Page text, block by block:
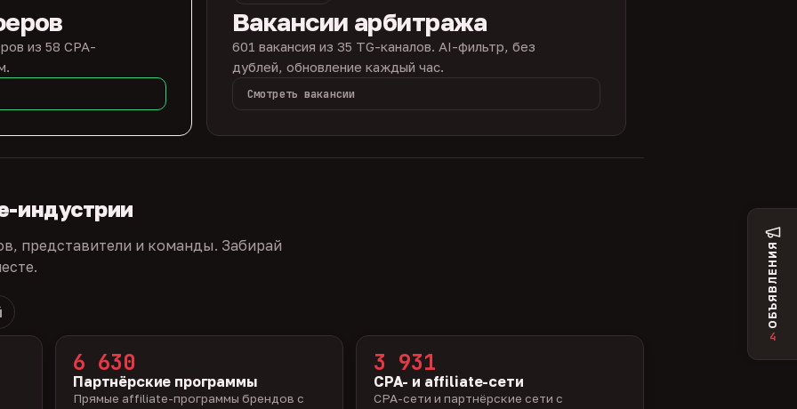
из 58 CPA-
Вакансии арбитража
601 вакансия из 35 TG-каналов. AI-фильтр, без
дублей, обновление каждый час.
Смотреть вакансии
индустрии
представители и команды. Забирай
6 630
Партнёрские программы
Прямые affiliate-программы брендов с
3 931
CPA- и affiliate-сети
CPA-сети и партнёрские сети с
ОБЪЯВЛЕНИЯ
4